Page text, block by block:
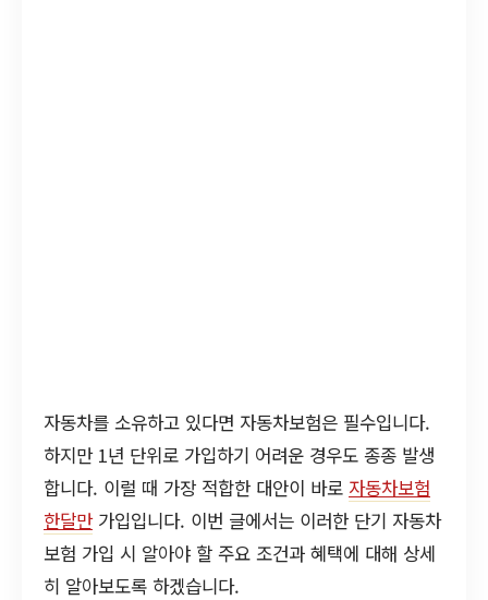
자동차를 소유하고 있다면 자동차보험은 필수입니다.
하지만 1년 단위로 가입하기 어려운 경우도 종종 발생
합니다. 이럴 때 가장 적합한 대안이 바로 자동차보험
한달만가입입니다. 이번 글에서는 이러한 단기 자동차
보험 가입 시 알아야 할 주요 조건과 혜택에 대해 상세
히 알아보도록 하겠습니다.